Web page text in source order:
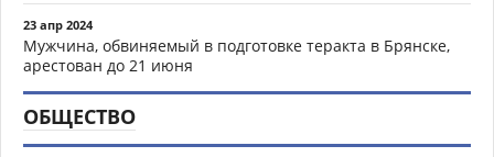
23 апр 2024
Мужчина, обвиняемый в подготовке теракта в Брянске,
арестован до 21 июня
ОБЩЕСТВО